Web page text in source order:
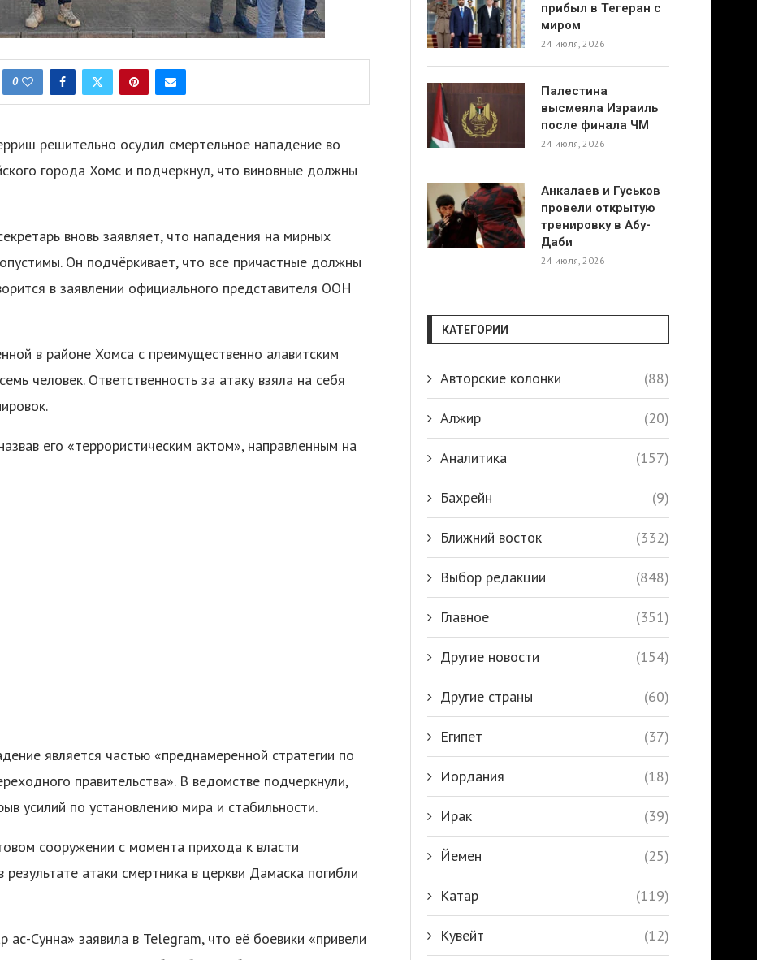
0
решительно осудил смертельное нападение во
города Хомс и подчеркнул, что виновные должны
вновь заявляет, что нападения на мирных
Он подчёркивает, что все причастные должны
в заявлении официального представителя ООН
в районе Хомса с преимущественно алавитским
человек. Ответственность за атаку взяла на себя
его «террористическим актом», направленным на
является частью «преднамеренной стратегии по
правительства». В ведомстве подчеркнули,
усилий по установлению мира и стабильности.
сооружении с момента прихода к власти
атаки смертника в церкви Дамаска погибли
ас-Сунна» заявила в Telegram, что её боевики «привели
прибыл в Тегеран с
миром
24 июля, 2026
Палестина
высмеяла Израиль
после финала ЧМ
24 июля, 2026
Анкалаев и Гуськов
провели открытую
тренировку в Абу-
Даби
24 июля, 2026
КАТЕГОРИИ
Авторские колонки (88)
Алжир (20)
Аналитика (157)
Бахрейн (9)
Ближний восток (332)
Выбор редакции (848)
Главное (351)
Другие новости (154)
Другие страны (60)
Египет (37)
Иордания (18)
Ирак (39)
Йемен (25)
Катар (119)
Кувейт (12)